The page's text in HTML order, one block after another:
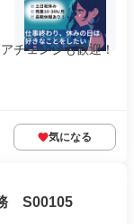
チェンジも歓迎！
気になる
S00105